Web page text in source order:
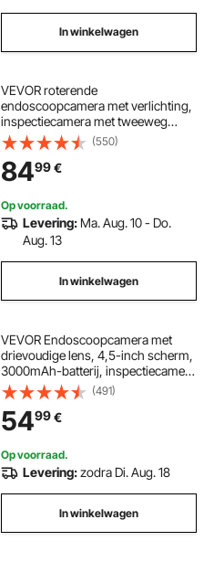
In winkelwagen
VEVOR roterende
endoscoopcamera met verlichting,
inspectiecamera met tweeweg
beweegbare kop, IP67 waterdichte
pijpcamera met 5-inch display, 1,5
m kabel, 5000 mAh batterij, 8 mm
borescopecamera voor auto en
thuis
(550)
8499€
Op voorraad.
Levering: Ma. Aug. 10 - Do.
Aug. 13
In winkelwagen
VEVOR Endoscoopcamera met
drievoudige lens, 4,5-inch scherm,
3000mAh-batterij, inspectiecamera
met 5 meter kabel, 8x zoom, 180°
beeldrotatie, IP67 waterdicht, 8 mm
industriële endoscoop met LED
voor autoleidingen en -afvoeren.
(491)
5499€
Op voorraad.
Levering:zodra Di. Aug. 18
In winkelwagen